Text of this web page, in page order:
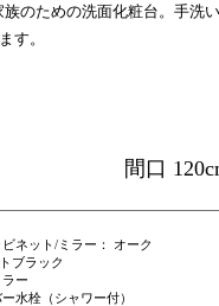
のための洗面化粧台。手洗い
す。
間口
ネット/ミラー： オーク
ブラック
ー
水栓（シャワー付）